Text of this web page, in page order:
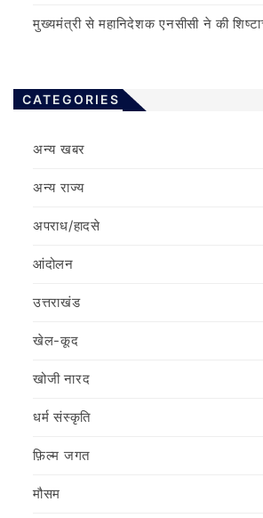
मुख्यमंत्री से महानिदेशक एनसीसी ने की
CATEGORIES
अन्य खबर
अन्य राज्य
अपराध/हादसे
आंदोलन
उत्तराखंड
खेल-कूद
खोजी नारद
धर्म संस्कृति
फ़िल्‍म जगत
मौसम